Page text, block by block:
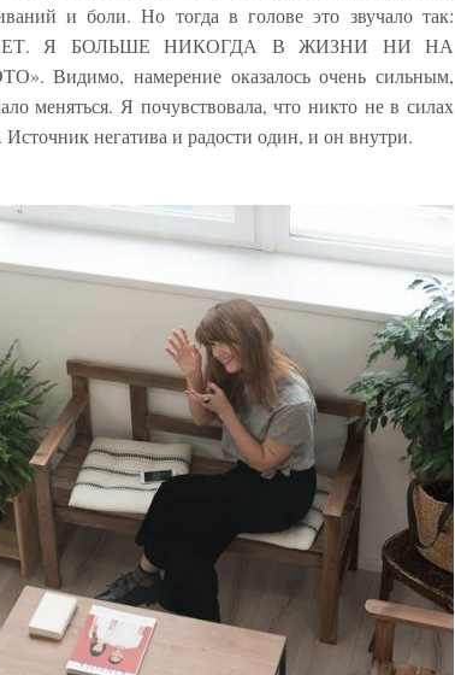
и боли. Но тогда в голове это звучало так:
Я БОЛЬШЕ НИКОГДА В ЖИЗНИ НИ НА
намерение оказалось очень сильным,
меняться. Я почувствовала, что никто не в силах
негатива и радости один, и он внутри.